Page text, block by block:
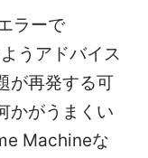
ラーで
うアドバイス
が再発する可
かがうまくい
Machineな